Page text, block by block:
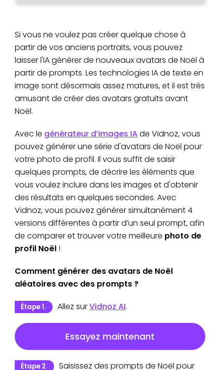
Si vous ne voulez pas créer quelque chose à
partir de vos anciens portraits, vous pouvez
laisser l'IA générer de nouveaux avatars de Noël à
partir de prompts. Les technologies IA de texte en
image sont désormais assez matures, et il est très
amusant de créer des avatars gratuits avant
Noël.
Avec le générateur d’images IAde Vidnoz, vous
pouvez générer une série d'avatars de Noël pour
votre photo de profil. Il vous suffit de saisir
quelques prompts, de décrire les éléments que
vous voulez inclure dans les images et d'obtenir
des résultats en quelques secondes. Avec
Vidnoz, vous pouvez générer simultanément 4
versions différentes à partir d’un seul prompt, afin
de comparer et trouver votre meilleure photo de
profil Noël !
Comment générer des avatars de Noël
aléatoires avec des prompts ?
Étape 1. Allez surVidnoz AI.
Essayez maintenant
Étape 2. Saisissez des prompts de Noël pour